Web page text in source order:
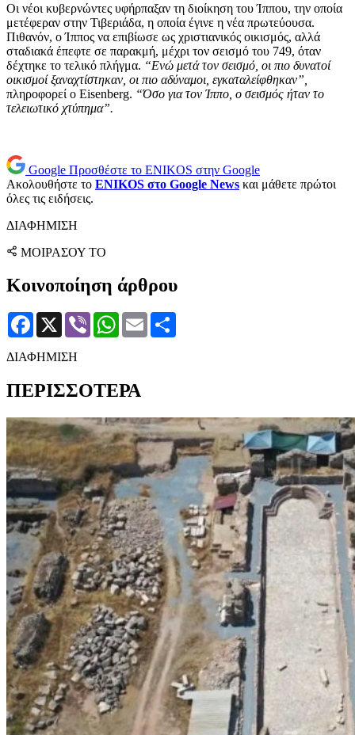
Οι νέοι κυβερνώντες υφήρπαξαν τη διοίκηση του Ίππου, την οποία
μετέφεραν στην Τιβεριάδα, η οποία έγινε η νέα πρωτεύουσα.
Πιθανόν, ο Ίππος να επιβίωσε ως χριστιανικός οικισμός, αλλά
σταδιακά έπεφτε σε παρακμή, μέχρι τον σεισμό του 749, όταν
δέχτηκε το τελικό πλήγμα. “Ενώ μετά τον σεισμό, οι πιο δυνατοί
οικισμοί ξαναχτίστηκαν, οι πιο αδύναμοι, εγκαταλείφθηκαν”,
πληροφορεί ο Eisenberg. “Όσο για τον Ίππο, ο σεισμός ήταν το
τελειωτικό χτύπημα”.
Google Προσθέστε το ENIKOS στην Google
Ακολουθήστε το ENIKOS στο Google News και μάθετε πρώτοι
όλες τις ειδήσεις.
ΔΙΑΦΗΜΙΣΗ
ΜΟΙΡΑΣΟΥ ΤΟ
Κοινοποίηση άρθρου
Facebook
X Viber WhatsApp
Email
ΔΙΑΦΗΜΙΣΗ
ΠΕΡΙΣΣΟΤΕΡΑ